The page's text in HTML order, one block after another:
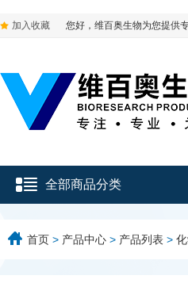
加入收藏 您好，维百奥生物为您提供
全部商品分类
首页 > 产品中心 > 产品列表 >